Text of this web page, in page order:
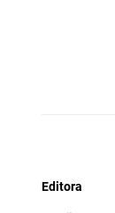
Editora